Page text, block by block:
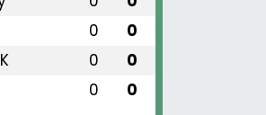
0 0
0 0
0 0